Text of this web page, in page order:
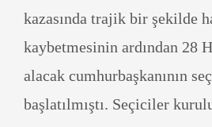
kazasında trajik bir şekilde
kaybetmesinin ardından 28
alacak cumhurbaşkanının
başlatılmıştı. Seçiciler